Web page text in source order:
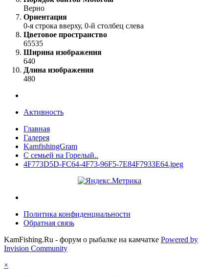
Верно
Ориентация
0-я строка вверху, 0-й столбец слева
Цветовое пространство
65535
Ширина изображения
640
Длина изображения
480
Активность
Главная
Галерея
KamfishingGram
С семьей на Горелый..
4F773D5D-FC64-4F73-96F5-7E84F7933E64.jpeg
Политика конфиденциальности
Обратная связь
KamFishing.Ru - форум о рыбалке на камчатке Powered by
Invision Community
×